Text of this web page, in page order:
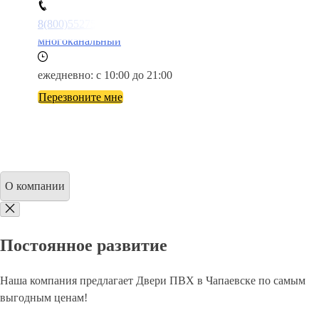
8(800)5527584
многоканальный
ежедневно: с 10:00 до 21:00
Перезвоните мне
О компании
Постоянное развитие
Наша компания предлагает Двери ПВХ в Чапаевске по самым
выгодным ценам!